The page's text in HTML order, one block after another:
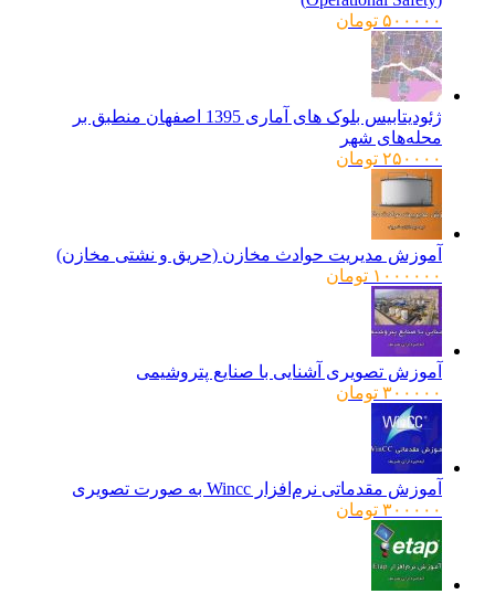
۵۰۰۰۰۰ تومان
ژئودیتابیس بلوک های آماری 1395 اصفهان منطبق بر
محله‌های شهر
۲۵۰۰۰۰ تومان
آموزش مدیریت حوادث مخازن (حریق و نشتی مخازن)
۱۰۰۰۰۰۰ تومان
آموزش تصویری آشنایی با صنایع پتروشیمی
۳۰۰۰۰۰ تومان
آموزش مقدماتی نرم‌افزار Wincc به صورت تصویری
۳۰۰۰۰۰ تومان